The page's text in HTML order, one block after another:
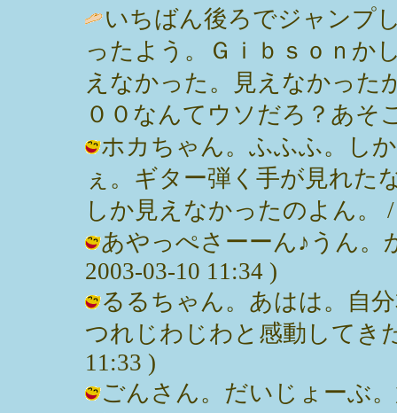
いちばん後ろでジャンプ
ったよう。Ｇｉｂｓｏｎか
えなかった。見えなかった
００なんてウソだろ？あそ
ホカちゃん。ふふふ。し
ぇ。ギター弾く手が見れた
しか見えなかったのよん。
あやっぺさーーん♪うん。
2003-03-10 11:34 )
るるちゃん。あはは。自
つれじわじわと感動してき
11:33 )
ごんさん。だいじょーぶ